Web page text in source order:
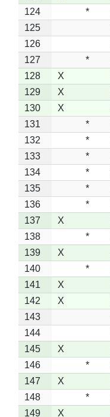
124
*
125
126
127
*
128
X
129
X
130
X
131
*
132
*
133
*
134
*
135
*
136
*
137
X
138
*
139
X
140
*
141
X
142
X
143
144
145
X
146
*
147
X
148
*
149
X